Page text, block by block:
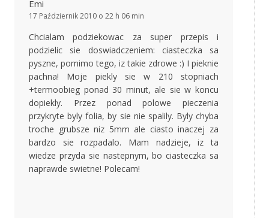
Emi
17 Październik 2010 o 22 h 06 min
Chcialam podziekowac za super przepis i
podzielic sie doswiadczeniem: ciasteczka sa
pyszne, pomimo tego, iz takie zdrowe :) I pieknie
pachna! Moje piekly sie w 210 stopniach
+termoobieg ponad 30 minut, ale sie w koncu
dopiekly. Przez ponad polowe pieczenia
przykryte byly folia, by sie nie spalily. Byly chyba
troche grubsze niz 5mm ale ciasto inaczej za
bardzo sie rozpadalo. Mam nadzieje, iz ta
wiedze przyda sie nastepnym, bo ciasteczka sa
naprawde swietne! Polecam!